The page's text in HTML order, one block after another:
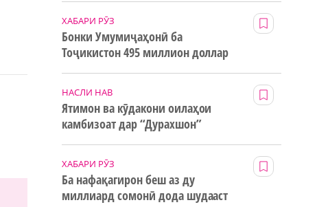
ХАБАРИ РӮЗ
Бонки Умумиҷаҳонӣ ба
Тоҷикистон 495 миллион доллар
НАСЛИ НАВ
Ятимон ва кӯдакони оилаҳои
камбизоат дар “Дурахшон”
ХАБАРИ РӮЗ
Ба нафақагирон беш аз ду
миллиард сомонӣ дода шудааст